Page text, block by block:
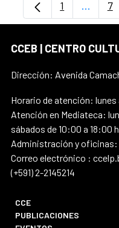
Página
1 ... 7
CCEB | CENTRO
Dirección: Avenida
Horario de atención: lunes
Atención en Mediateca:
sábados de 10:00 a 18:00
Administración y
Correo electrónico :
(+591) 2-2145214
CCE
PUBLICACIONES